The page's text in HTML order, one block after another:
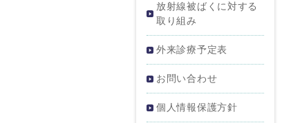
放射線被ばくに対する
取り組み
外来診療予定表
お問い合わせ
個人情報保護方針